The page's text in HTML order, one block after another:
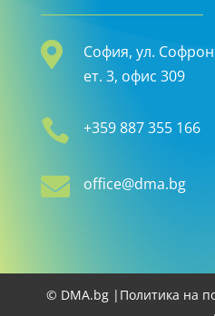

София, ул.
ет. 3, офис 309
 +359 887 355 166
 office@dma.bg
© DMA.bg | Политика на